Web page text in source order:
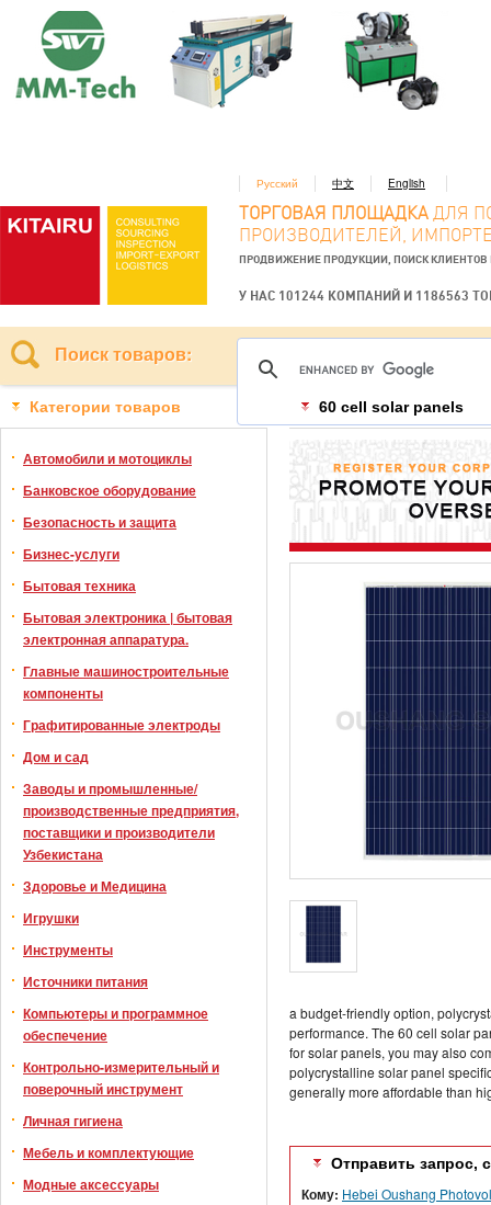
Русский 中文 English
ТОРГОВАЯ ПЛОЩАДКА ДЛЯ
ПРОИЗВОДИТЕЛЕЙ,
ПРОДВИЖЕНИЕ ПРОДУКЦИИ, ПОИСК КЛИЕНТОВ
У НАС 101244 КОМПАНИЙ И 1186563
Поиск товаров:
Категории товаров
Автомобили и мотоциклы
Банковское оборудование
Безопасность и защита
Бизнес-услуги
Бытовая техника
Бытовая электроника | бытовая
электронная аппаратура.
Главные машиностроительные
компоненты
Графитированные электроды
Дом и сад
Заводы и промышленные/
производственные предприятия,
поставщики и производители
Узбекистана
Здоровье и Медицина
Игрушки
Инструменты
Источники питания
Компьютеры и программное
обеспечение
Контрольно-измерительный и
поверочный инструмент
Личная гигиена
Мебель и комплектующие
Модные аксессуары
60 cell solar panels
a budget-friendly option,
performance. The 60 cell solar
for solar panels, you may also
polycrystalline solar panel
generally more affordable than
Отправить запрос,
Кому: Hebei Oushang